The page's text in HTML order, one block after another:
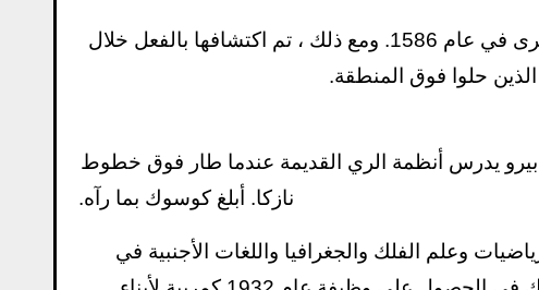
تم ذكر خطوط نازكا لأول مرة في كتاب عام 1553 ، ومرة ​​أخرى في عام 1586. ومع ذلك ، تم اكتشافها بالفعل خلال
الذين حلوا فوق المنطقة.
في بيرو يدرس أنظمة الري القديمة عندما طار فوق خطوط
نازكا. أبلغ كوسوك بما رآه.
وعلم الفلك والجغرافيا واللغات الأجنبية في